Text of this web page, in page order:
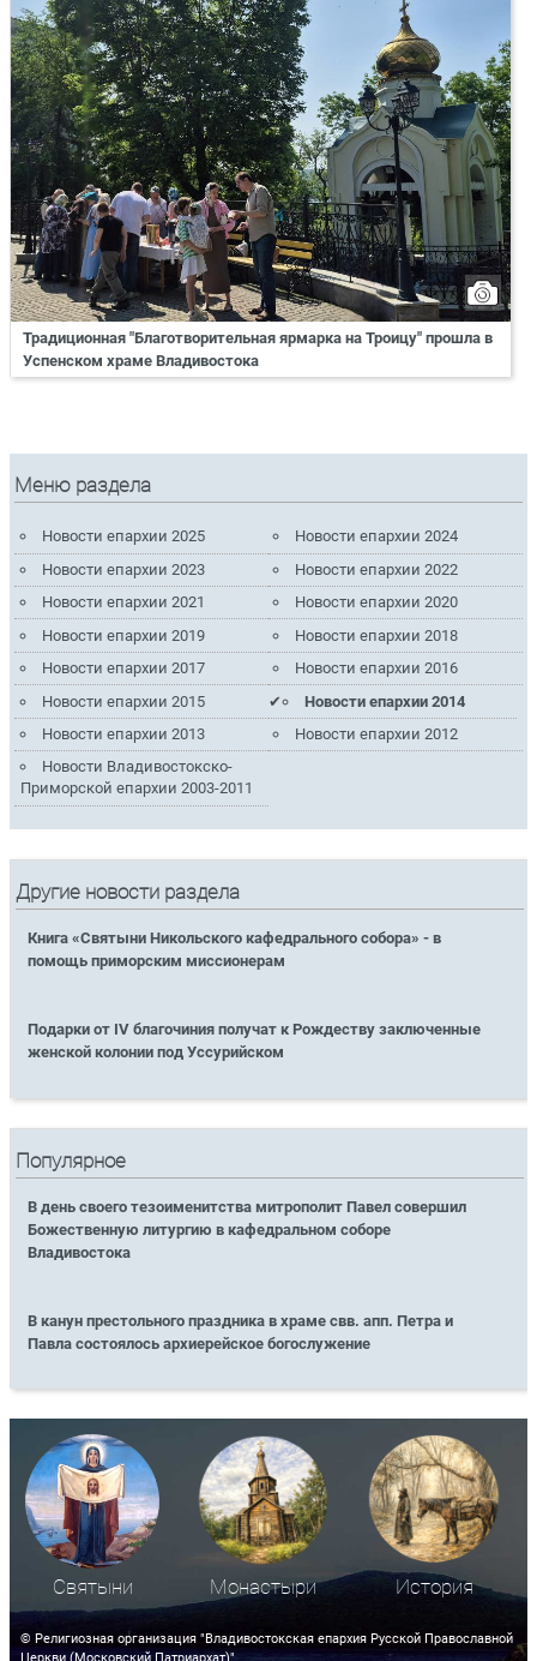
Традиционная "Благотворительная ярмарка на Троицу" прошла в
Успенском храме Владивостока
Меню раздела
Новости епархии 2025
Новости епархии 2024
Новости епархии 2023
Новости епархии 2022
Новости епархии 2021
Новости епархии 2020
Новости епархии 2019
Новости епархии 2018
Новости епархии 2017
Новости епархии 2016
Новости епархии 2015
Новости епархии 2014
Новости епархии 2013
Новости епархии 2012
Новости Владивостокско-
Приморской епархии 2003-2011
Другие новости раздела
Книга «Святыни Никольского кафедрального собора» - в
помощь приморским миссионерам
Подарки от IV благочиния получат к Рождеству заключенные
женской колонии под Уссурийском
Популярное
В день своего тезоименитства митрополит Павел совершил
Божественную литургию в кафедральном соборе
Владивостока
В канун престольного праздника в храме свв. апп. Петра и
Павла состоялось архиерейское богослужение
Святыни Монастыри История
© Религиозная организация "Владивостокская епархия Русской Православной
Церкви (Московский Патриархат)"